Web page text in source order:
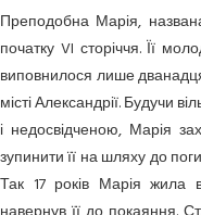
Преподобна Марія,
початку VI сторіччя. Її
виповнилося лише
місті Александрії. Будучи
і недосвідченою, Марія
зупинити її на шляху до
Так 17 років Марія жила